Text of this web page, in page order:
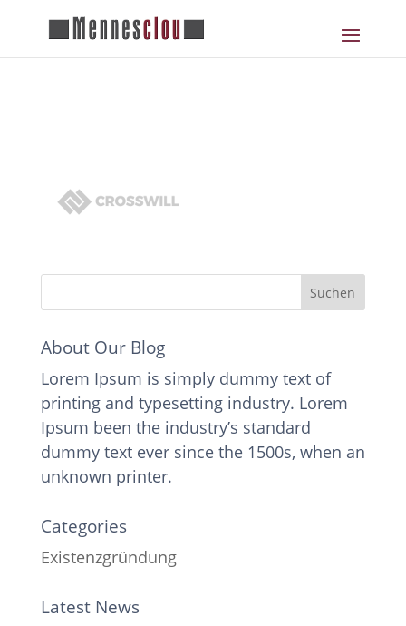
About Our Blog
Lorem Ipsum is simply dummy text of
printing and typesetting industry. Lorem
Ipsum been the industry’s standard
dummy text ever since the 1500s, when an
unknown printer.
Categories
Existenzgründung
Latest News